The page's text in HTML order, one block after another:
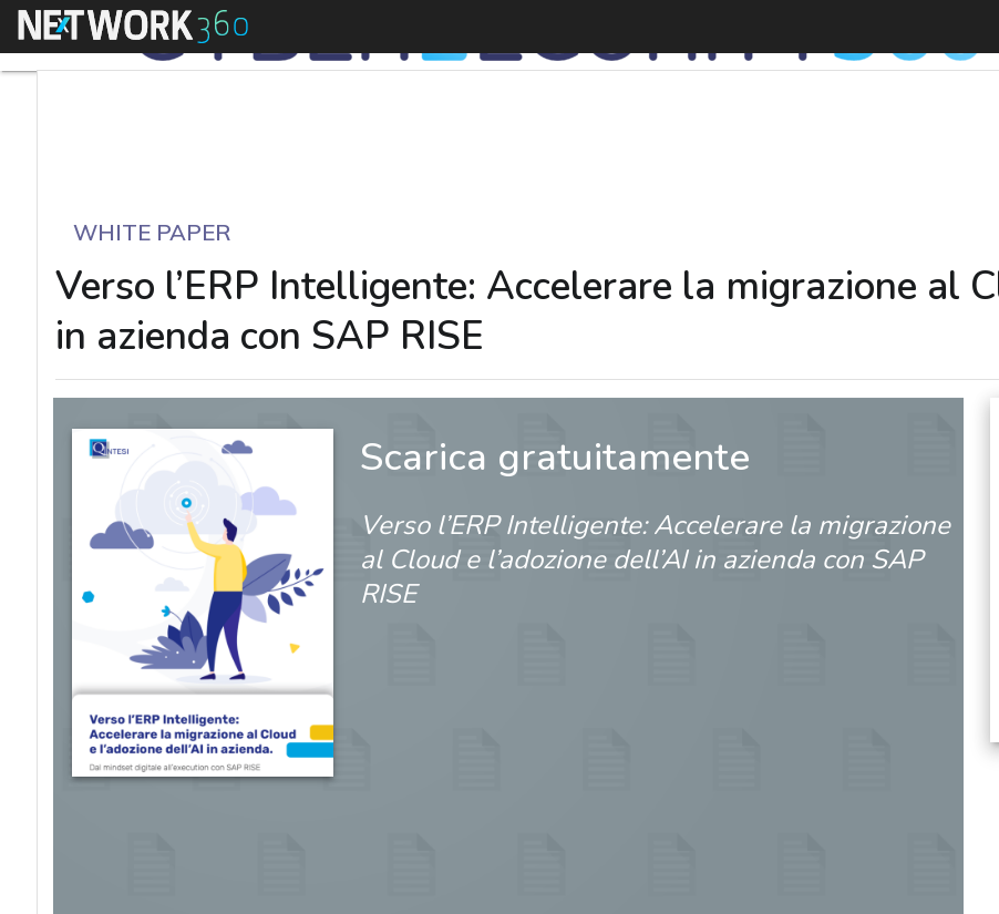
Menu
WHITE PAPER
Verso l’ERP Intelligente: Accelerare la migrazione al
in azienda con SAP RISE
Scarica gratuitamente
Verso l’ERP Intelligente: Accelerare la migrazione
al Cloud e l’adozione dell’AI in azienda con SAP
RISE